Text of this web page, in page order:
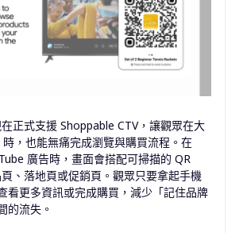
正式支援 Shoppable CTV，讓觀眾在大
，也能無痛完成瀏覽與購買流程。在
廣告時，畫面會搭配可掃描的 QR
、落地頁或促銷頁。觀眾只要拿起手機
看更多資訊或完成購買，減少「記住品牌
的流失。